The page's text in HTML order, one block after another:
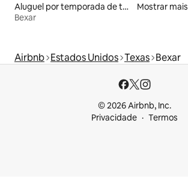
Aluguel por temporada de townhouses
Bexar
Mostrar mais
Airbnb Estados Unidos Texas Bexar
© 2026 Airbnb, Inc.
Privacidade
Termos